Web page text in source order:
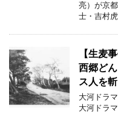
亮）が京
士・吉村
【生麦
西郷ど
ス人を
大河ドラ
大河ドラ